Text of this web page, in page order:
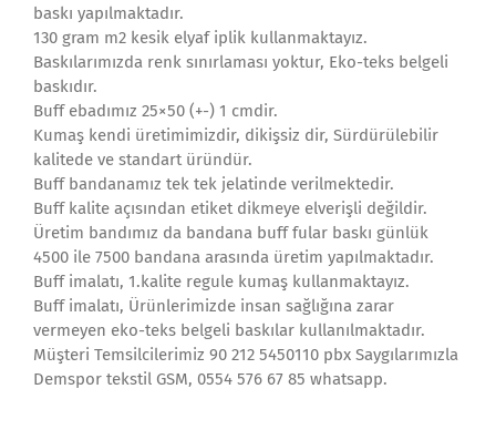
baskı yapılmaktadır.
130 gram m2 kesik elyaf iplik kullanmaktayız.
Baskılarımızda renk sınırlaması yoktur, Eko-teks belgeli
baskıdır.
Buff ebadımız 25×50 (+-) 1 cmdir.
Kumaş kendi üretimimizdir, dikişsiz dir, Sürdürülebilir
kalitede ve standart üründür.
Buff bandanamız tek tek jelatinde verilmektedir.
Buff kalite açısından etiket dikmeye elverişli değildir.
Üretim bandımız da bandana buff fular baskı günlük
4500 ile 7500 bandana arasında üretim yapılmaktadır.
Buff imalatı, 1.kalite regule kumaş kullanmaktayız.
Buff imalatı, Ürünlerimizde insan sağlığına zarar
vermeyen eko-teks belgeli baskılar kullanılmaktadır.
Müşteri Temsilcilerimiz 90 212 5450110 pbx Saygılarımızla
Demspor tekstil GSM, 0554 576 67 85 whatsapp.